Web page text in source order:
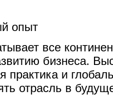
опыт
все
бизнеса.
практика и
отрасль в